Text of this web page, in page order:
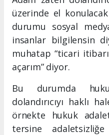
üzerinde el
durumu sosyal
insanlar bilgilensin
muhatap “ticari
açarım” diyor.
Bu durumda
dolandırıcıyı haklı
örnekte hukuk
tersine adaletsizliğe